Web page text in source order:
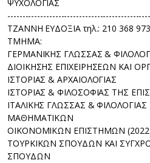
ΨΥΧΟΛΟΓΙΑΣ
ΤΖΑΝNΗ ΕΥΔΟΞΙΑ τηλ.: 210 368
TMHMA:
ΓΕΡΜΑΝΙΚΗΣ ΓΛΩΣΣΑΣ &
ΔΙΟΙΚΗΣΗΣ ΕΠΙΧΕΙΡΗΣΕΩΝ ΚΑΙ
ΙΣΤΟΡΙΑΣ & ΑΡΧΑΙΟΛΟΓΙΑΣ
ΙΣΤΟΡΙΑΣ & ΦΙΛΟΣΟΦΙΑΣ ΤΗΣ
ΙΤΑΛΙΚΗΣ ΓΛΩΣΣΑΣ & ΦΙΛΟΛΟΓΙΑΣ
ΜΑΘΗΜΑΤΙΚΩΝ
ΟΙΚΟΝΟΜΙΚΩΝ ΕΠΙΣΤΗΜΩΝ
ΤΟΥΡΚΙΚΩΝ ΣΠΟΥΔΩΝ ΚΑΙ
ΣΠΟΥΔΩΝ